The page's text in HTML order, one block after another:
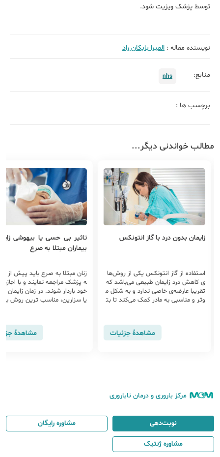
توسط پزشک ویزیت شود.
نویسنده مقاله : الميرا بابكان راد
منابع: nhs
برچسب ها :
مطالب خواندنی دیگر...
انتونکس
یکی از روش‌ها
می‌باشد که
و به شکل م
می‌کند تا بت
تاثیر بی حسی یا بیهوشی زایمان بر
زنان مبتلا به صرع باید پیش از بارداری ب
ه پزشک مراجعه نمایند و با اجازه پزشک
خود باردار شوند. در زمان زایمان طبیعی
یا سزارین، مناسب ترین روش برای بی
حسی نخاعی اپیدورال یکی از این روش
ها است.
افسردگی در
افسردگی در
ارداری است و
در بارداری،
رداری دوم
مرکز باروری و درمان ناباروری
نوبت‌دهی مشاوره رایگان
مشاوره ژنتیک